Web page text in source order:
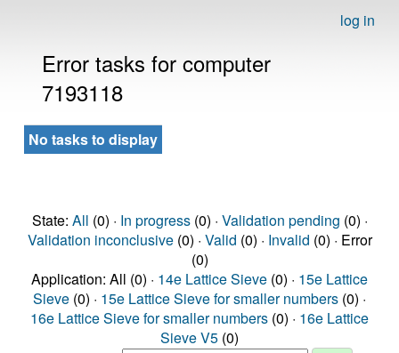
log in
Error tasks for computer
7193118
No tasks to display
State: All (0) · In progress(0) · Validation pending (0) ·
Validation inconclusive(0) · Valid (0) · Invalid (0) · Error
(0)
Application: All (0) · 14e Lattice Sieve (0) · 15e Lattice
Sieve (0) · 15e Lattice Sieve for smaller numbers (0) ·
16e Lattice Sieve for smaller numbers (0) · 16e Lattice
Sieve V5 (0)